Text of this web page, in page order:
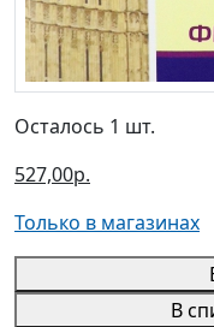
Осталось 1 шт.
527,00р.
Только в магазинах
В